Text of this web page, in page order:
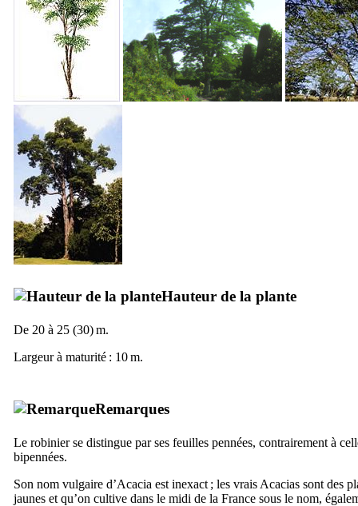
Hauteur de la plante
De 20 à 25 (30) m.
Largeur à maturité : 10 m.
Remarques
Le robinier se distingue par ses feuilles pennées, contrairement à
bipennées.
Son nom vulgaire d’Acacia est inexact ; les vrais Acacias sont des
jaunes et qu’on cultive dans le midi de la France sous le nom,